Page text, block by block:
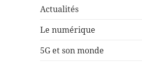
Actualités
Le numérique
5G et son monde